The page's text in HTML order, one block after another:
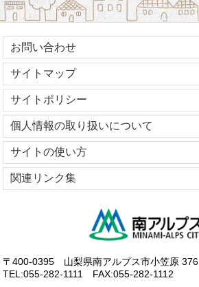
お問い合わせ
サイトマップ
サイトポリシー
個人情報の取り扱いについて
サイトの使い方
関連リンク集
〒400-0395 山梨県南アルプス市小笠原 376
TEL:055-282-1111
FAX:055-282-1112